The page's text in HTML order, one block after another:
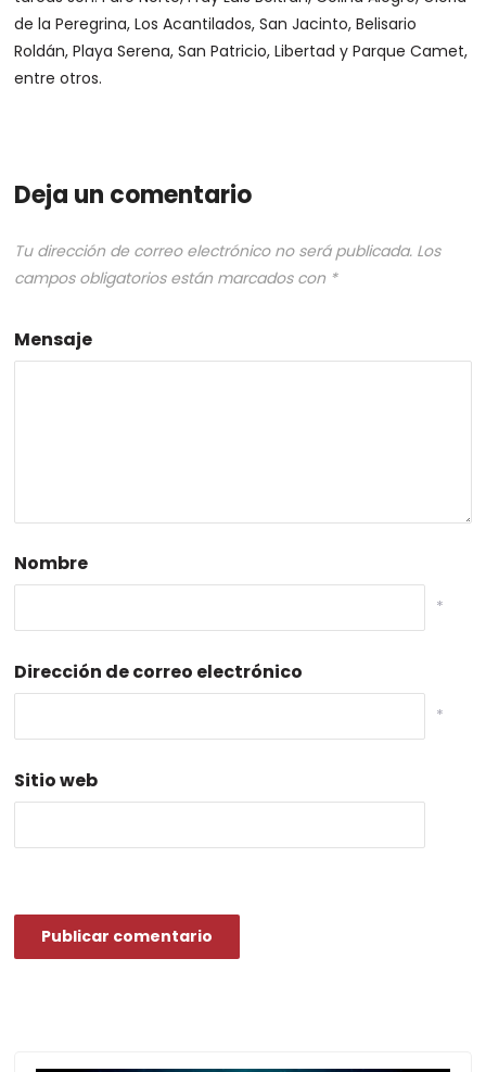
de la Peregrina, Los Acantilados, San Jacinto, Belisario
Roldán, Playa Serena, San Patricio, Libertad y Parque Camet,
entre otros.
Deja un comentario
Tu dirección de correo electrónico no será publicada. Los
campos obligatorios están marcados con *
Mensaje
Nombre
*
Dirección de correo electrónico
*
Sitio web